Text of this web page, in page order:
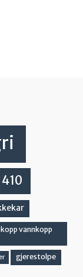
vannkopp
gjerestolpe